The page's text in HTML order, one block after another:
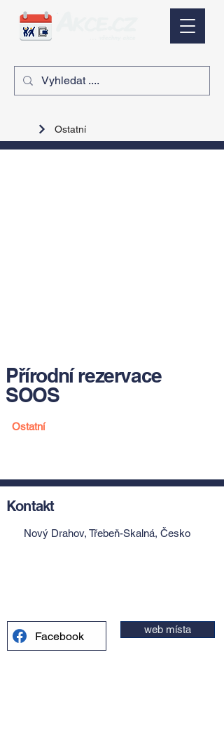
Ostatní
Přírodní rezervace
SOOS
Ostatní
Kontakt
Nový Drahov, Třebeň-Skalná, Česko
Facebook web místa